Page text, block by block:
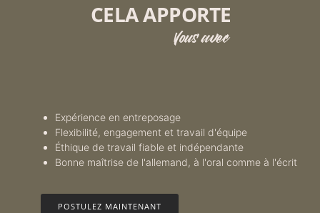
CELA APPORTE
Vous avec
Expérience en entreposage
Flexibilité, engagement et travail d'équipe
Éthique de travail fiable et indépendante
Bonne maîtrise de l'allemand, à l'oral comme à l'écrit
POSTULEZ MAINTENANT